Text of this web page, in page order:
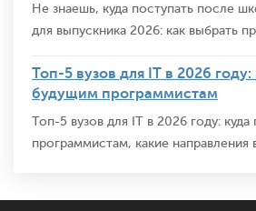
Не знаешь, куда поступать после
для выпускника 2026: как выбрать
Топ-5 вузов для IT в 2026 году:
будущим программистам
Топ-5 вузов для IT в 2026 году:
программистам, какие направления